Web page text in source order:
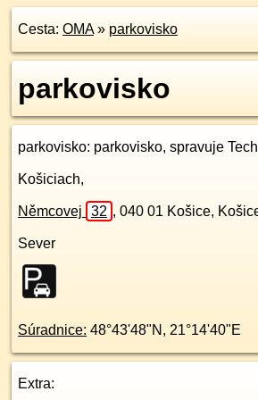
Cesta: OMA» parkovisko
parkovisko
parkovisko: parkovisko, spravuje
Košiciach,
Němcovej 32 , 040 01 Košice,
Sever
Súradnice: 48°43'48"N , 21°14'40"E
Extra: